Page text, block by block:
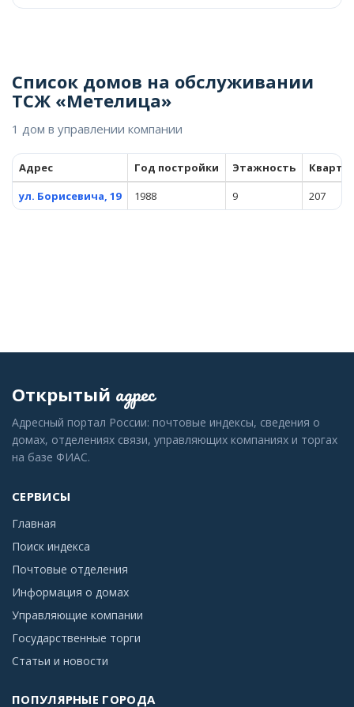
Список домов на обслуживании
ТСЖ «Метелица»
1 дом в управлении компании
Адрес Год постройки Этажность
ул. Борисевича, 19
1988 9 207
Открытый адрес
Адресный портал России: почтовые индексы, сведения о
домах, отделениях связи, управляющих компаниях и торгах
на базе ФИАС.
СЕРВИСЫ
Главная
Поиск индекса
Почтовые отделения
Информация о домах
Управляющие компании
Государственные торги
Статьи и новости
ПОПУЛЯРНЫЕ ГОРОДА